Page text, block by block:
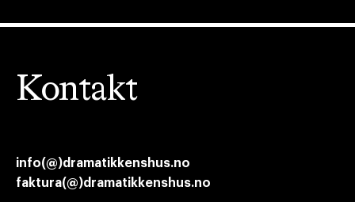
Kontakt
info(@)dramatikkenshus.no
faktura(@)dramatikkenshus.no